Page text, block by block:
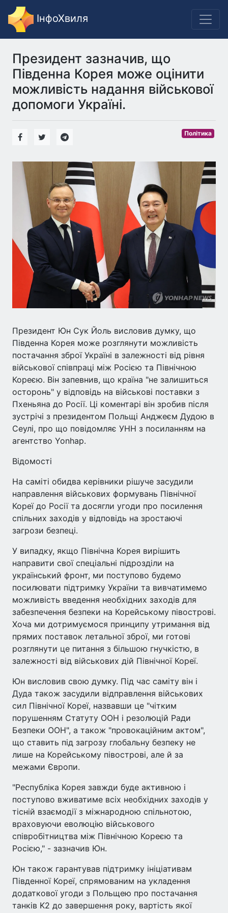
ІнфоХвиля
Президент зазначив, що
Південна Корея може оцінити
можливість надання військової
допомоги Україні.
Політика
Президент Юн Сук Йоль висловив думку, що
Південна Корея може розглянути можливість
постачання зброї Україні в залежності від рівня
військової співпраці між Росією та Північною
Кореєю. Він запевнив, що країна "не залишиться
осторонь" у відповідь на військові поставки з
Пхеньяна до Росії. Ці коментарі він зробив після
зустрічі з президентом Польщі Анджеєм Дудою в
Сеулі, про що повідомляє УНН з посиланням на
агентство Yonhap.
Відомості
На саміті обидва керівники рішуче засудили
направлення військових формувань Північної
Кореї до Росії та досягли угоди про посилення
спільних заходів у відповідь на зростаючі
загрози безпеці.
У випадку, якщо Північна Корея вирішить
направити свої спеціальні підрозділи на
український фронт, ми поступово будемо
посилювати підтримку України та вивчатимемо
можливість введення необхідних заходів для
забезпечення безпеки на Корейському півострові.
Хоча ми дотримуємося принципу утримання від
прямих поставок летальної зброї, ми готові
розглянути це питання з більшою гнучкістю, в
залежності від військових дій Північної Кореї.
Юн висловив свою думку. Під час саміту він і
Дуда також засудили відправлення військових
сил Північної Кореї, назвавши це "чітким
порушенням Статуту ООН і резолюцій Ради
Безпеки ООН", а також "провокаційним актом",
що ставить під загрозу глобальну безпеку не
лише на Корейському півострові, але й за
межами Європи.
"Республіка Корея завжди буде активною і
поступово вживатиме всіх необхідних заходів у
тісній взаємодії з міжнародною спільнотою,
враховуючи еволюцію військового
співробітництва між Північною Кореєю та
Росією," - зазначив Юн.
Юн також гарантував підтримку ініціативам
Південної Кореї, спрямованим на укладення
додаткової угоди з Польщею про постачання
танків K2 до завершення року, вартість якої